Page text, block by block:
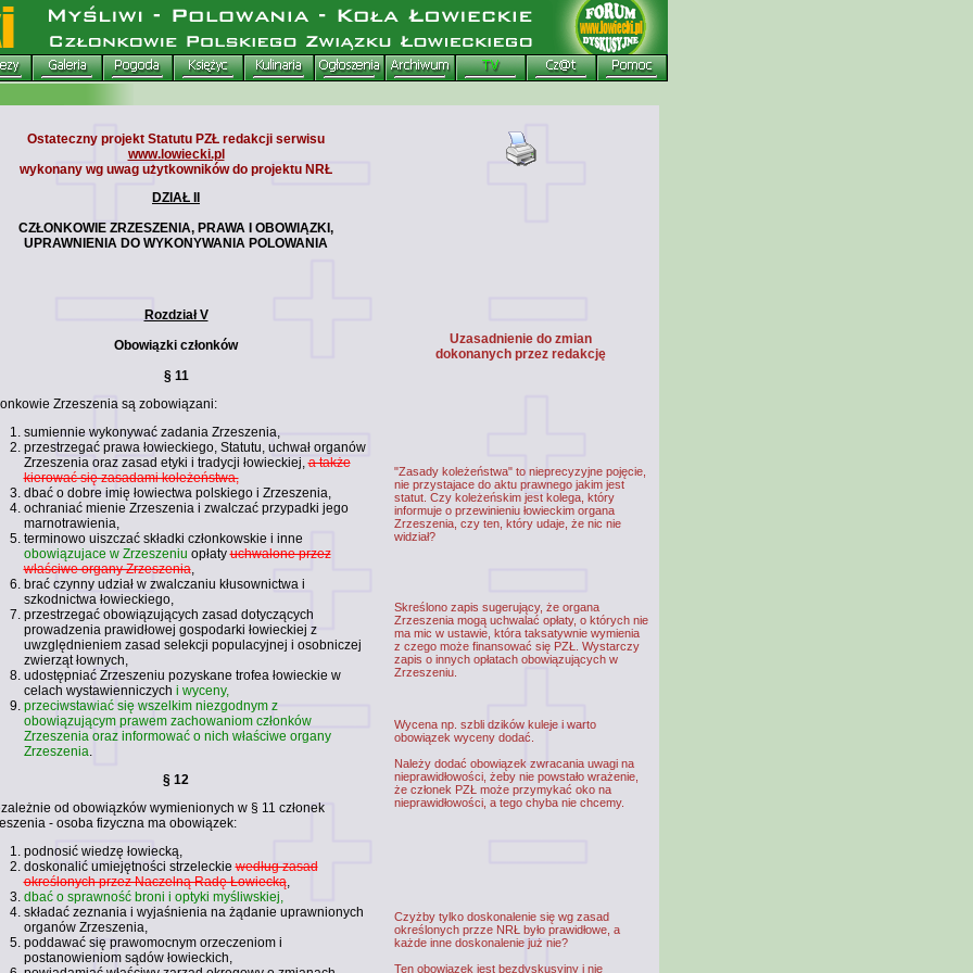
Ostateczny projekt Statutu PZŁ redakcji serwisu
www.lowiecki.pl
wykonany wg uwag użytkowników do projektu NRŁ
DZIAŁ II
CZŁONKOWIE ZRZESZENIA, PRAWA I OBOWIĄZKI,
UPRAWNIENIA DO WYKONYWANIA POLOWANIA
Rozdział V
Obowiązki członków
§ 11
Zrzeszenia są zobowiązani:
sumiennie wykonywać zadania Zrzeszenia,
przestrzegać prawa łowieckiego, Statutu, uchwał organów
Zrzeszenia oraz zasad etyki i tradycji łowieckiej,a także
kierować się zasadami koleżeństwa,
dbać o dobre imię łowiectwa polskiego i Zrzeszenia,
ochraniać mienie Zrzeszenia i zwalczać przypadki jego
marnotrawienia,
terminowo uiszczać składki członkowskie i inne
obowiązujace w Zrzeszeniu opłatyuchwalone przez
właściwe organy Zrzeszenia,
brać czynny udział w zwalczaniu kłusownictwa i
szkodnictwa łowieckiego,
przestrzegać obowiązujących zasad dotyczących
prowadzenia prawidłowej gospodarki łowieckiej z
uwzględnieniem zasad selekcji populacyjnej i osobniczej
zwierząt łownych,
udostępniać Zrzeszeniu pozyskane trofea łowieckie w
celach wystawienniczych i wyceny,
przeciwstawiać się wszelkim niezgodnym z
obowiązującym prawem zachowaniom członków
Zrzeszenia oraz informować o nich właściwe organy
Zrzeszenia.
§ 12
od obowiązków wymienionych w § 11 członek
- osoba fizyczna ma obowiązek:
podnosić wiedzę łowiecką,
doskonalić umiejętności strzeleckiewedług zasad
określonych przez Naczelną Radę Łowiecką,
dbać o sprawność broni i optyki myśliwskiej,
składać zeznania i wyjaśnienia na żądanie uprawnionych
organów Zrzeszenia,
poddawać się prawomocnym orzeczeniom i
postanowieniom sądów łowieckich,
Uzasadnienie do zmian
dokonanych przez redakcję
"Zasady koleżeństwa" to nieprecyzyjne pojęcie,
nie przystajace do aktu prawnego jakim jest
statut. Czy koleżeńskim jest kolega, który
informuje o przewinieniu łowieckim organa
Zrzeszenia, czy ten, który udaje, że nic nie
widział?
Skreślono zapis sugerujący, że organa
Zrzeszenia mogą uchwalać opłaty, o których nie
ma mic w ustawie, która taksatywnie wymienia
z czego może finansować się PZŁ. Wystarczy
zapis o innych opłatach obowiązujących w
Zrzeszeniu.
Wycena np. szbli dzików kuleje i warto
obowiązek wyceny dodać.
Należy dodać obowiązek zwracania uwagi na
nieprawidłowości, żeby nie powstało wrażenie,
że członek PZŁ może przymykać oko na
nieprawidłowości, a tego chyba nie chcemy.
Czyżby tylko doskonalenie się wg zasad
określonych przze NRŁ było prawidłowe, a
każde inne doskonalenie już nie?
Ten obowiązek jest bezdyskusyjny i nie